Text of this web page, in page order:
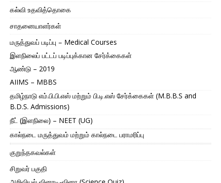
கல்வி உதவித்தொகை
சாதனையாளர்கள்
மருத்துவப் படிப்பு – Medical Courses
இளநிலைப் பட்டப் படிப்புக்கான சேர்க்கைகள்
ஆண்டு – 2019
AIIMS – MBBS
தமிழ்நாடு எம்.பி.பி.எஸ் மற்றும் பி.டி.எஸ் சேர்க்கைகள் (M.B.B.S and
B.D.S. Admissions)
நீட் (இளநிலை) – NEET (UG)
கால்நடை மருத்துவம் மற்றும் கால்நடை பராமரிப்பு
குறுந்தகவல்கள்
சிறுவர் பகுதி